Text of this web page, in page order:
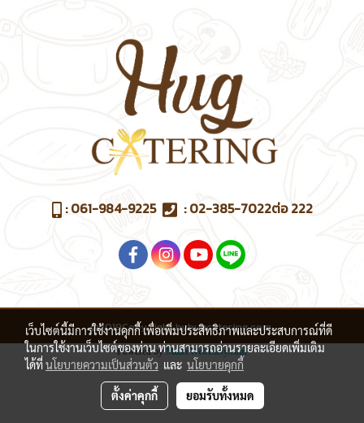
:061-984-9225 :02-385-7022ต่อ 222
@2019Copy right byhugcatering.com
Powered byMakeWebEasy.com
เว็บไซต์นี้มีการใช้งานคุกกี้ เพื่อเพิ่มประสิทธิภาพและประสบการณ์ที่ดี
ในการใช้งานเว็บไซต์ของท่าน ท่านสามารถอ่านรายละเอียดเพิ่มเติม
ได้ที่นโยบายความเป็นส่วนตัว และ นโยบายคุกกี้
ตั้งค่าคุกกี้ ยอมรับทั้งหมด